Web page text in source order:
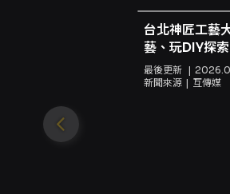
台北神匠工藝
藝、玩DIY探
最後更新
新聞來源
互傳媒